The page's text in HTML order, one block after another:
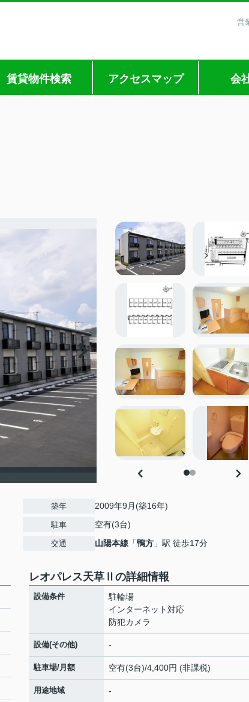
営
賃貸物件検索 アクセスマップ 会
築年 2009年9月(築16年)
駐車 空有(3台)
交通 山陽本線 「鴨方 」駅 徒歩17分
レオパレス天草Ⅱの詳細情報
設備条件
駐輪場
インターネット対応
防犯カメラ
設備(その他) -
駐車場/月額 空有(3台)/4,400円 (非課税)
用途地域 -